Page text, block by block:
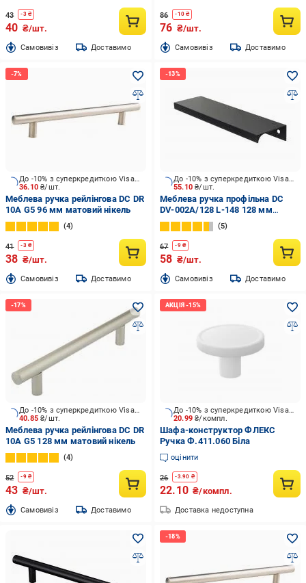
43 -3₴
40 ₴/шт.
Cамовивіз Доставимо
86 -10₴
76 ₴/шт.
Cамовивіз Доставимо
36.10₴/шт.
До -10% з суперкредиткою Visa Вигода
Меблева ручка рейлінгова DC DR
10A G5 96 мм матовий нікель
4
41 -3₴
38 ₴/шт.
Cамовивіз Доставимо
55.10₴/шт.
До -10% з суперкредиткою Visa Вигода
Меблева ручка профільна DC
DV-002A/128 L-148 128 мм
матовий чорний
5
67 -9₴
58 ₴/шт.
Cамовивіз Доставимо
40.85₴/шт.
До -10% з суперкредиткою Visa Вигода
Меблева ручка рейлінгова DC DR
10A G5 128 мм матовий нікель
4
52 -9₴
43 ₴/шт.
Cамовивіз Доставимо
20.99₴/компл.
До -10% з суперкредиткою Visa Вигода
Шафа-конструктор ФЛЕКС
Ручка Ф.411.060 Біла
оцінити
26 -3.90 ₴
22.10 ₴/компл.
Доставка недоступна